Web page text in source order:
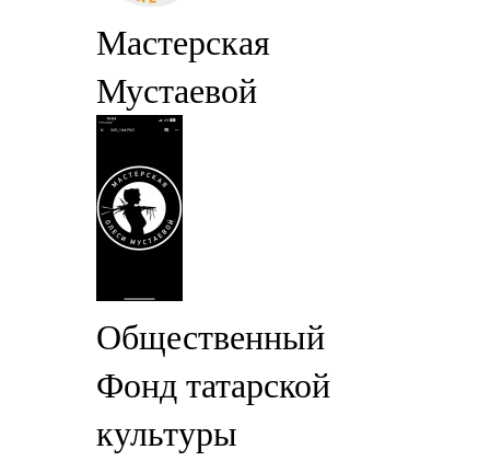
Мастерская
Мустаевой
Общественный
Фонд татарской
культуры